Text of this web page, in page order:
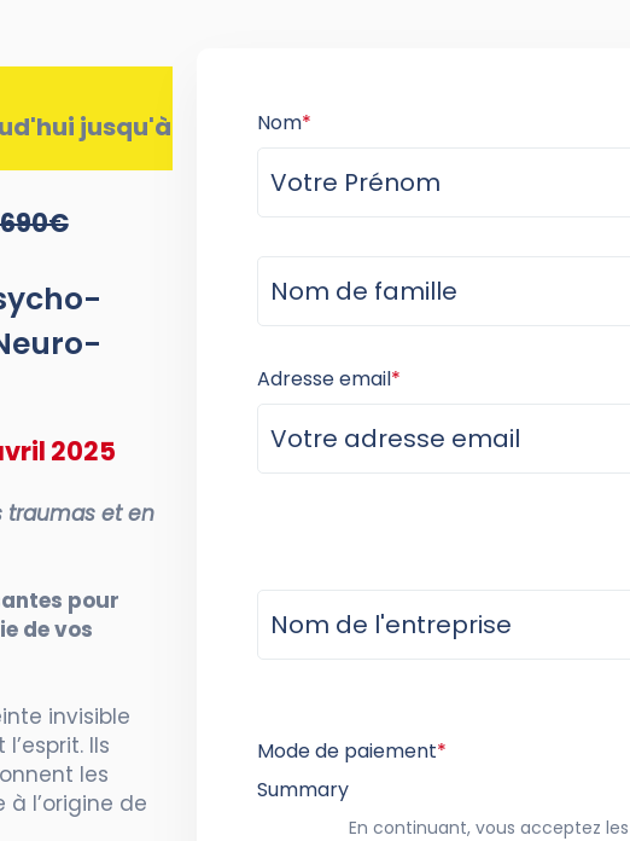
jusqu'à
2025
traumas et en
pour
de vos
invisible
Ils
les
l’origine de
Nom*
Adresse email*
Mode de paiement*
Summary
En continuant, vous acceptez